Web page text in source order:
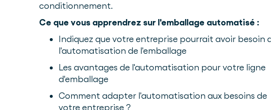
conditionnement.
Ce que vous apprendrez sur l'emballage automatisé :
Indiquez que votre entreprise pourrait avoir besoin
l'automatisation de l'emballage
Les avantages de l'automatisation pour votre ligne
d'emballage
Comment adapter l'automatisation aux besoins de
votre entreprise ?